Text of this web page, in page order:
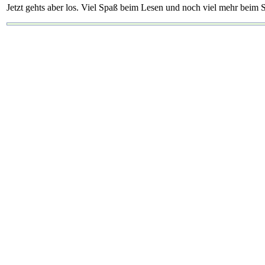
Jetzt gehts aber los. Viel Spaß beim Lesen und noch viel mehr beim